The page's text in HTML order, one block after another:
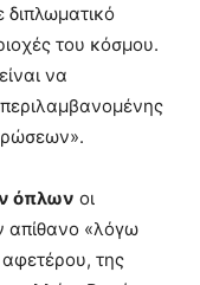
του κόσμου.
να
όπλων οι
απίθανο «λόγω
αφετέρου, της